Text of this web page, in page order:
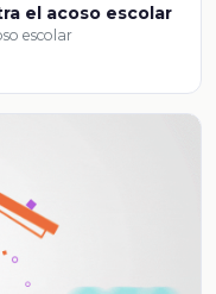
el acoso escolar
escolar